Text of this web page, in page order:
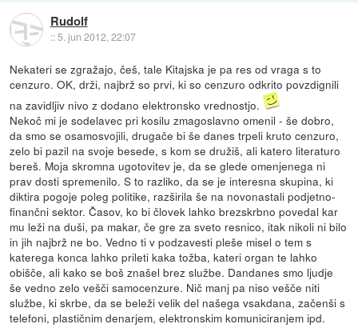
Rudolf
::5. jun 2012, 22:07
Nekateri se zgražajo, češ, tale Kitajska je pa res od vraga s to
cenzuro. OK, drži, najbrž so prvi, ki so cenzuro odkrito povzdignili
na zavidljiv nivo z dodano elektronsko vrednostjo.
Nekoč mi je sodelavec pri kosilu zmagoslavno omenil - še dobro,
da smo se osamosvojili, drugače bi še danes trpeli kruto cenzuro,
zelo bi pazil na svoje besede, s kom se družiš, ali katero literaturo
bereš. Moja skromna ugotovitev je, da se glede omenjenega ni
prav dosti spremenilo. S to razliko, da se je interesna skupina, ki
diktira pogoje poleg politike, razširila še na novonastali podjetno-
finančni sektor. Časov, ko bi človek lahko brezskrbno povedal kar
mu leži na duši, pa makar, če gre za sveto resnico, itak nikoli ni bilo
in jih najbrž ne bo. Vedno ti v podzavesti pleše misel o tem s
katerega konca lahko prileti kaka tožba, kateri organ te lahko
obišče, ali kako se boš znašel brez službe. Dandanes smo ljudje
še vedno zelo vešči samocenzure. Nič manj pa niso vešče niti
službe, ki skrbe, da se beleži velik del našega vsakdana, začenši s
telefoni, plastičnim denarjem, elektronskim komuniciranjem ipd.